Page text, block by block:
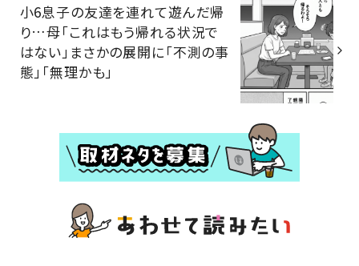
小6息子の友達を連れて遊んだ帰
り…母「これはもう帰れる状況で
はない」まさかの展開に「不測の事
態」「無理かも」